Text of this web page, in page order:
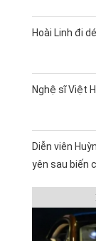
Hoài Linh đi
Nghệ sĩ Việt
Diễn viên
yên sau biến